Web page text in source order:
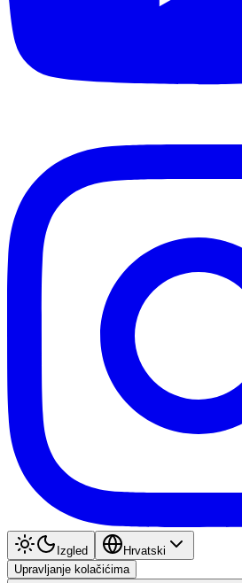
Izgled
Hrvatski
Upravljanje kolačićima